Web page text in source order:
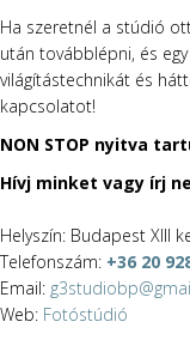
Ha szeretnél a stúdió
után továbblépni, és
világítástechnikát és
kapcsolatot!
NON STOP nyitva
Hívj minket vagy írj
Helyszín: Budapest XIII
Telefonszám: +36 20
Email:
Web: Fotóstúdió